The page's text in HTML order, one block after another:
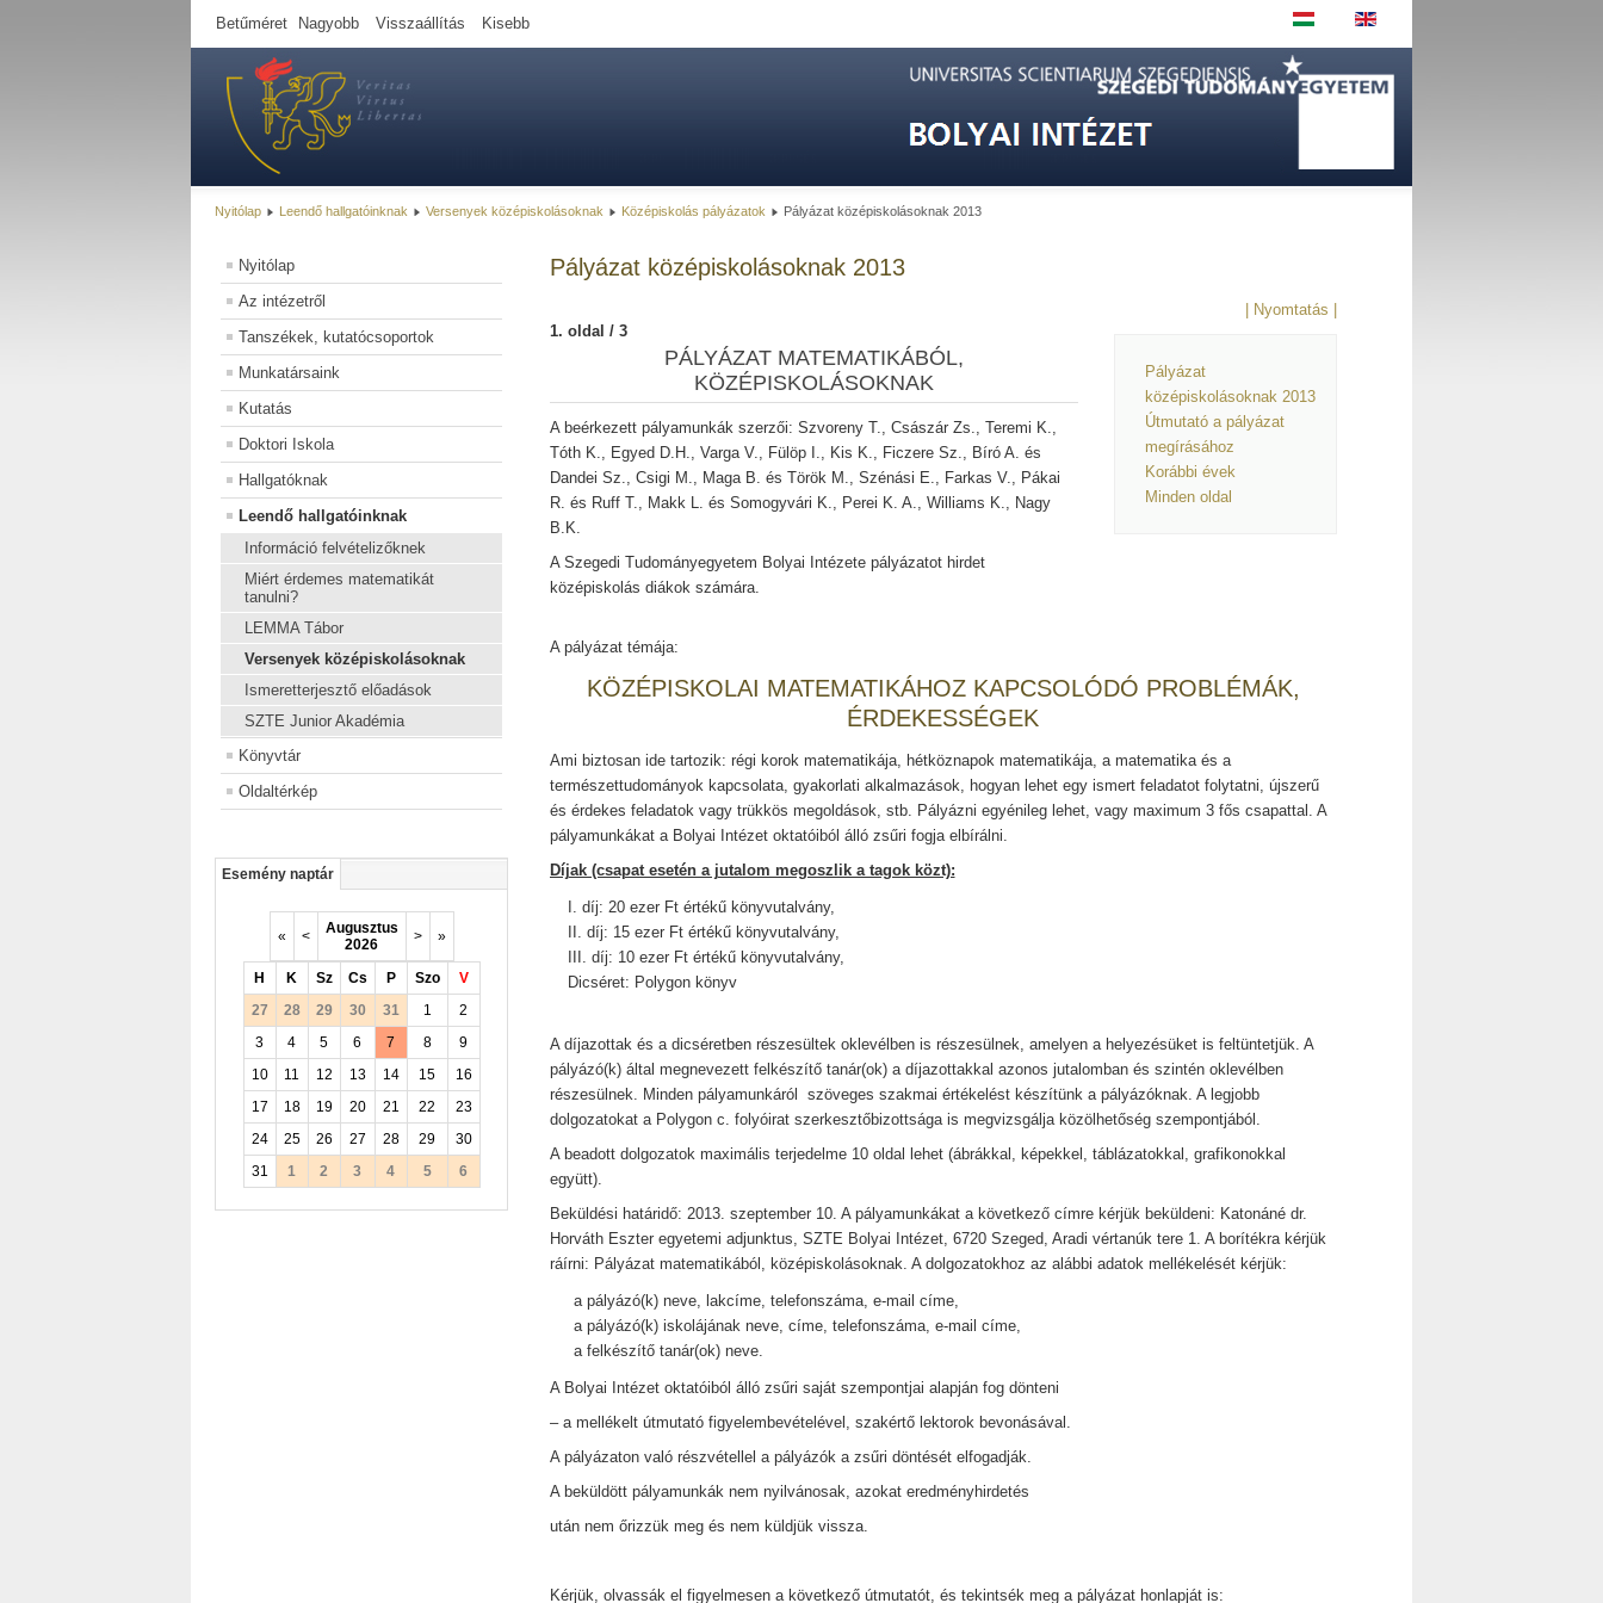
Betűméret Nagyobb Visszaállítás Kisebb
Nyitólap Leendő hallgatóinknak Versenyek középiskolásoknak Középiskolás pályázatok Pályázat középiskolásoknak 2013
Nyitólap
Az intézetről
Tanszékek, kutatócsoportok
Munkatársaink
Kutatás
Doktori Iskola
Hallgatóknak
Leendő hallgatóinknak
Információ felvételizőknek
Miért érdemes matematikát
tanulni?
LEMMA Tábor
Versenyek középiskolásoknak
Ismeretterjesztő előadások
SZTE Junior Akadémia
Könyvtár
Oldaltérkép
Esemény naptár
« <
Augusztus
2026
> »
H K Sz Cs P Szo
V
27
28 29 30 31 1
2
3
4 5 6 7 8
9
10
11 12 13 14 15
16
17
18 19 20 21 22
23
24
25 26 27 28 29
30
31
1 2 3 4 5 6
Pályázat középiskolásoknak 2013
| Nyomtatás |
Pályázat
középiskolásoknak 2013
Útmutató a pályázat
megírásához
Korábbi évek
Minden oldal
1. oldal / 3
PÁLYÁZAT MATEMATIKÁBÓL,
KÖZÉPISKOLÁSOKNAK
A beérkezett pályamunkák szerzői: Szvoreny T., Császár Zs., Teremi K.,
Tóth K., Egyed D.H., Varga V., Fülöp I., Kis K., Ficzere Sz., Bíró A. és
Dandei Sz., Csigi M., Maga B. és Török M., Szénási E., Farkas V., Pákai
R. és Ruff T., Makk L. és Somogyvári K., Perei K. A., Williams K., Nagy
B.K.
A Szegedi Tudományegyetem Bolyai Intézete pályázatot hirdet
középiskolás diákok számára.
A pályázat témája:
KÖZÉPISKOLAI MATEMATIKÁHOZ KAPCSOLÓDÓ PROBLÉMÁK,
ÉRDEKESSÉGEK
Ami biztosan ide tartozik: régi korok matematikája, hétköznapok matematikája, a matematika és a
természettudományok kapcsolata, gyakorlati alkalmazások, hogyan lehet egy ismert feladatot folytatni, újszerű
és érdekes feladatok vagy trükkös megoldások, stb. Pályázni egyénileg lehet, vagy maximum 3 fős csapattal. A
pályamunkákat a Bolyai Intézet oktatóiból álló zsűri fogja elbírálni.
Díjak (csapat esetén a jutalom megoszlik a tagok közt):
I. díj: 20 ezer Ft értékű könyvutalvány,
II. díj: 15 ezer Ft értékű könyvutalvány,
III. díj: 10 ezer Ft értékű könyvutalvány,
Dicséret: Polygon könyv
A díjazottak és a dicséretben részesültek oklevélben is részesülnek, amelyen a helyezésüket is feltüntetjük. A
pályázó(k) által megnevezett felkészítő tanár(ok) a díjazottakkal azonos jutalomban és szintén oklevélben
részesülnek. Minden pályamunkáról szöveges szakmai értékelést készítünk a pályázóknak. A legjobb
dolgozatokat a Polygon c. folyóirat szerkesztőbizottsága is megvizsgálja közölhetőség szempontjából.
A beadott dolgozatok maximális terjedelme 10 oldal lehet (ábrákkal, képekkel, táblázatokkal, grafikonokkal
együtt).
Beküldési határidő: 2013. szeptember 10. A pályamunkákat a következő címre kérjük beküldeni: Katonáné dr.
Horváth Eszter egyetemi adjunktus, SZTE Bolyai Intézet, 6720 Szeged, Aradi vértanúk tere 1. A borítékra kérjük
ráírni: Pályázat matematikából, középiskolásoknak. A dolgozatokhoz az alábbi adatok mellékelését kérjük:
a pályázó(k) neve, lakcíme, telefonszáma, e-mail címe,
a pályázó(k) iskolájának neve, címe, telefonszáma, e-mail címe,
a felkészítő tanár(ok) neve.
A Bolyai Intézet oktatóiból álló zsűri saját szempontjai alapján fog dönteni
– a mellékelt útmutató figyelembevételével, szakértő lektorok bevonásával.
A pályázaton való részvétellel a pályázók a zsűri döntését elfogadják.
A beküldött pályamunkák nem nyilvánosak, azokat eredményhirdetés
után nem őrizzük meg és nem küldjük vissza.
Kérjük, olvassák el figyelmesen a következő útmutatót, és tekintsék meg a pályázat honlapját is: